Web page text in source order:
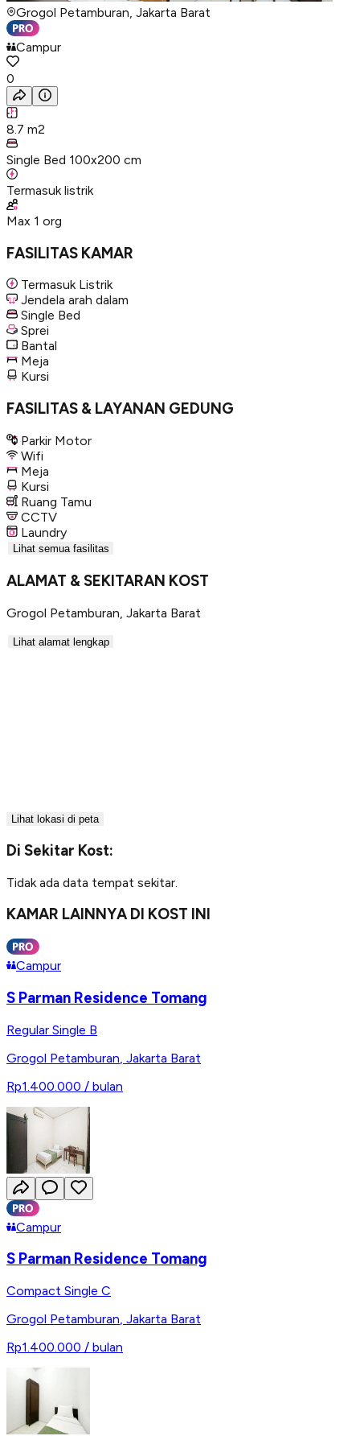
Grogol Petamburan, Jakarta Barat
Campur
0
8.7 m2
Single Bed 100x200 cm
Termasuk listrik
Max 1 org
FASILITAS KAMAR
Termasuk Listrik
Jendela arah dalam
Single Bed
Sprei
Bantal
Meja
Kursi
FASILITAS & LAYANAN GEDUNG
Parkir Motor
Wifi
Meja
Kursi
Ruang Tamu
CCTV
Laundry
Lihat semua fasilitas
ALAMAT & SEKITARAN KOST
Grogol Petamburan Jakarta Barat
Lihat alamat lengkap
Lihat lokasi di peta
Di Sekitar Kost:
Tidak ada data tempat sekitar.
KAMAR LAINNYA DI KOST INI
Campur
S Parman Residence Tomang
Regular Single B
Grogol Petamburan Jakarta Barat
Rp1.400.000 / bulan
Campur
S Parman Residence Tomang
Compact Single C
Grogol Petamburan, Jakarta Barat
Rp1.400.000 / bulan